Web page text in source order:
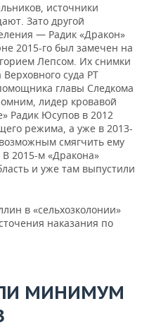
источники
Зато другой
— Радик «Дракон»
2015-го был замечен на
Лепсом. Их снимки
суда РТ
главы Следкома
лидер кровавой
Радик Юсупов в 2012
режима, а уже в 2013-
смягчить ему
2015-м «Дракона»
и уже там выпустили
в «сельхозколонии»
наказания по
МИНИМУМ